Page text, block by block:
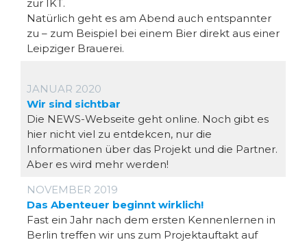
zur IKT.
Natürlich geht es am Abend auch entspannter
zu – zum Beispiel bei einem Bier direkt aus einer
Leipziger Brauerei.
JANUAR 2020
Wir sind sichtbar
Die NEWS-Webseite geht online. Noch gibt es
hier nicht viel zu entdekcen, nur die
Informationen über das Projekt und die Partner.
Aber es wird mehr werden!
NOVEMBER 2019
Das Abenteuer beginnt wirklich!
Fast ein Jahr nach dem ersten Kennenlernen in
Berlin treffen wir uns zum Projektauftakt auf